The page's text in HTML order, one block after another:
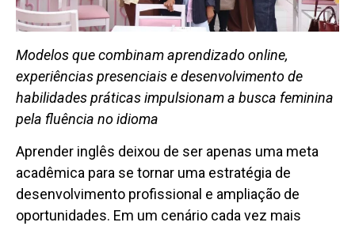
Modelos que combinam aprendizado online,
experiências presenciais e desenvolvimento de
habilidades práticas impulsionam a busca feminina
pela fluência no idioma
Aprender inglês deixou de ser apenas uma meta
acadêmica para se tornar uma estratégia de
desenvolvimento profissional e ampliação de
oportunidades. Em um cenário cada vez mais